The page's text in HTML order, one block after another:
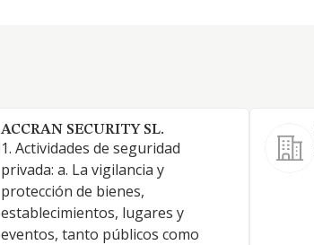
ACCRAN SECURITY SL.
1. Actividades de seguridad
privada: a. La vigilancia y
protección de bienes,
establecimientos, lugares y
eventos, tanto públicos como